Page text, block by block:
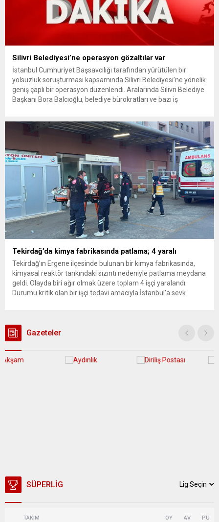
Silivri Belediyesi’ne operasyon gözaltılar var
İstanbul Cumhuriyet Başsavcılığı tarafından yürütülen bir
yolsuzluk soruşturması kapsamında Silivri Belediyesi’ne yönelik
geniş çaplı bir operasyon düzenlendi. Aralarında Silivri Belediye
Başkanı Bora Balcıoğlu, belediye bürokratları ve bazı iş
inceleme ve arama çalışmaları devam ediyor. İstanbul’da...
Tekirdağ’da kimya fabrikasında patlama; 4 yaralı
Tekirdağ’ın Ergene ilçesinde bulunan bir kimya fabrikasında,
kimyasal reaktör tankındaki sızıntı nedeniyle patlama meydana
geldi. Olayda biri ağır olmak üzere toplam 4 işçi yaralandı.
Durumu kritik olan bir işçi tedavi amacıyla İstanbul’a sevk
Gazeteler
SÜPERLIG Lig Seçin
TAKIM OY AV PU